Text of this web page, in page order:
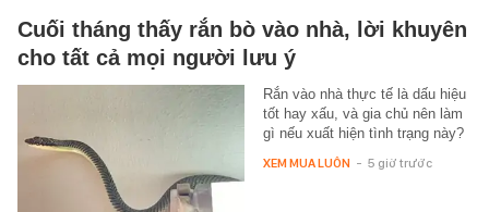
Cuối tháng thấy rắn bò vào nhà, lời khuyên
cho tất cả mọi người lưu ý
Rắn vào nhà thực tế là dấu hiệu
tốt hay xấu, và gia chủ nên làm
gì nếu xuất hiện tình trạng này?
XEM MUA LUÔN - 5 giờ trước